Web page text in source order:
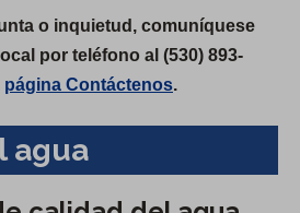
o inquietud, comuníquese
por teléfono al (530) 893-
página Contáctenos.
agua